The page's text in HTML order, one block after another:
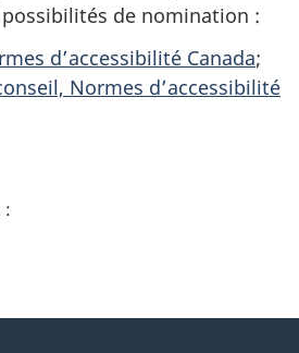
possibilités de nomination :
d’accessibilité Canada;
Normes d’accessibilité